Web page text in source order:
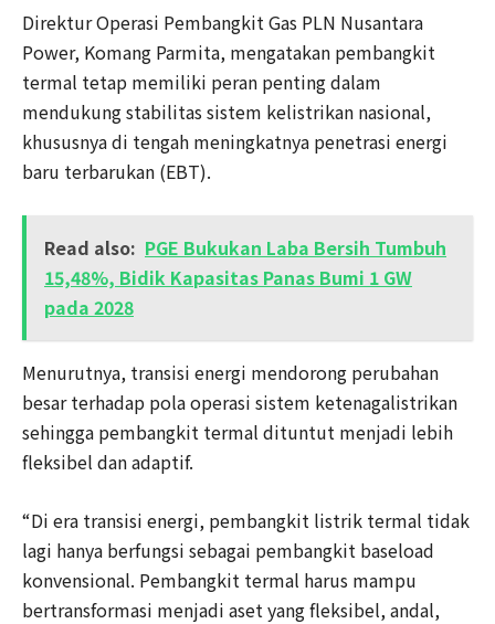
Direktur Operasi Pembangkit Gas PLN Nusantara
Power, Komang Parmita, mengatakan pembangkit
termal tetap memiliki peran penting dalam
mendukung stabilitas sistem kelistrikan nasional,
khususnya di tengah meningkatnya penetrasi energi
baru terbarukan (EBT).
Read also: PGE Bukukan Laba Bersih Tumbuh
15,48%, Bidik Kapasitas Panas Bumi 1 GW
pada 2028
Menurutnya, transisi energi mendorong perubahan
besar terhadap pola operasi sistem ketenagalistrikan
sehingga pembangkit termal dituntut menjadi lebih
fleksibel dan adaptif.
“Di era transisi energi, pembangkit listrik termal tidak
lagi hanya berfungsi sebagai pembangkit baseload
konvensional. Pembangkit termal harus mampu
bertransformasi menjadi aset yang fleksibel, andal,